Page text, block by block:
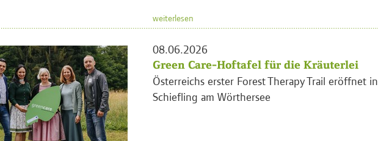
weiterlesen
08.06.2026
Green Care-Hoftafel für die Kräuterlei
Österreichs erster Forest Therapy Trail eröffnet in
Schiefling am Wörthersee